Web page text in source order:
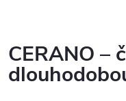
CERANO –